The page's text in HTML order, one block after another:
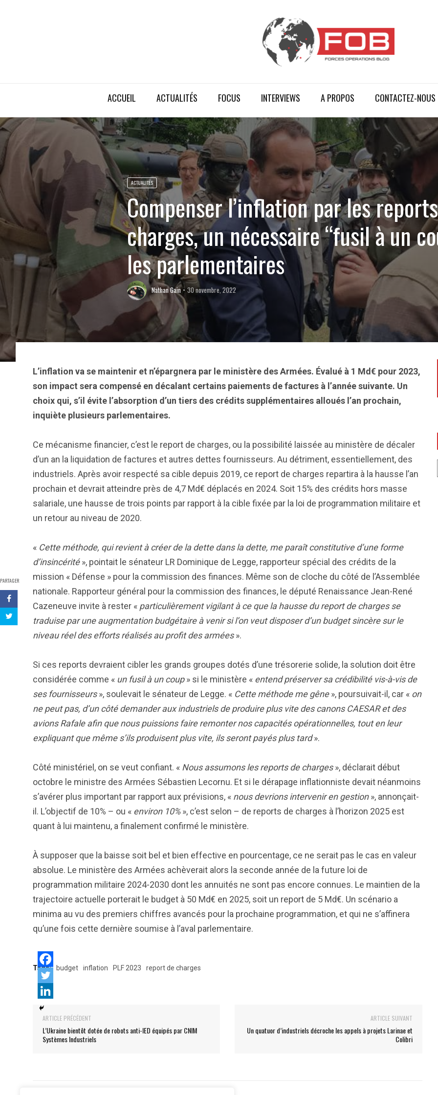
ACCUEIL ACTUALITÉS FOCUS INTERVIEWS A PROPOS CONTACTEZ-NOUS
ACTUALITÉS
Compenser l’inflation par les
charges, un nécessaire “fusil à un
les parlementaires
Nathan Gain 30 novembre, 2022
PARTAGER
L’inflation va se maintenir et n’épargnera par le ministère des Armées. Évalué à 1 Md€ pour 2023,
son impact sera compensé en décalant certains paiements de factures à l’année suivante. Un
choix qui, s’il évite l’absorption d’un tiers des crédits supplémentaires alloués l’an prochain,
inquiète plusieurs parlementaires.
Ce mécanisme financier, c’est le report de charges, ou la possibilité laissée au ministère de décaler
d’un an la liquidation de factures et autres dettes fournisseurs. Au détriment, essentiellement, des
industriels. Après avoir respecté sa cible depuis 2019, ce report de charges repartira à la hausse l’an
prochain et devrait atteindre près de 4,7 Md€ déplacés en 2024. Soit 15% des crédits hors masse
salariale, une hausse de trois points par rapport à la cible fixée par la loi de programmation militaire et
un retour au niveau de 2020.
« Cette méthode, qui revient à créer de la dette dans la dette, me paraît constitutive d’une forme
d’insincérité», pointait le sénateur LR Dominique de Legge, rapporteur spécial des crédits de la
mission « Défense » pour la commission des finances. Même son de cloche du côté de l’Assemblée
nationale. Rapporteur général pour la commission des finances, le député Renaissance Jean-René
Cazeneuve invite à rester « particulièrement vigilant à ce que la hausse du report de charges se
traduise par une augmentation budgétaire à venir si l’on veut disposer d’un budget sincère sur le
niveau réel des efforts réalisés au profit des armées».
Si ces reports devraient cibler les grands groupes dotés d’une trésorerie solide, la solution doit être
considérée comme « un fusil à un coup» si le ministère « entend préserver sa crédibilité vis-à-vis de
ses fournisseurs», soulevait le sénateur de Legge. « Cette méthode me gêne», poursuivait-il, car « on
ne peut pas, d’un côté demander aux industriels de produire plus vite des canons CAESAR et des
avions Rafale afin que nous puissions faire remonter nos capacités opérationnelles, tout en leur
expliquant que même s’ils produisent plus vite, ils seront payés plus tard».
Côté ministériel, on se veut confiant. « Nous assumons les reports de charges», déclarait début
octobre le ministre des Armées Sébastien Lecornu. Et si le dérapage inflationniste devait néanmoins
s’avérer plus important par rapport aux prévisions, « nous devrions intervenir en gestion», annonçait-
il. L’objectif de 10% – ou « environ 10%», c’est selon – de reports de charges à l’horizon 2025 est
quant à lui maintenu, a finalement confirmé le ministère.
À supposer que la baisse soit bel et bien effective en pourcentage, ce ne serait pas le cas en valeur
absolue. Le ministère des Armées achèverait alors la seconde année de la future loi de
programmation militaire 2024-2030 dont les annuités ne sont pas encore connues. Le maintien de la
trajectoire actuelle porterait le budget à 50 Md€ en 2025, soit un report de 5 Md€. Un scénario a
minima au vu des premiers chiffres avancés pour la prochaine programmation, et qui ne s’affinera
qu’une fois cette dernière soumise à l’aval parlementaire.
Tags: budget inflation PLF 2023 report de charges
ARTICLE PRÉCÉDENT
L’Ukraine bientôt dotée de robots anti-IED équipés par CNIM
Systèmes Industriels
ARTICLE SUIVANT
Un quatuor d’industriels décroche les appels à projets Larinae et
Colibri